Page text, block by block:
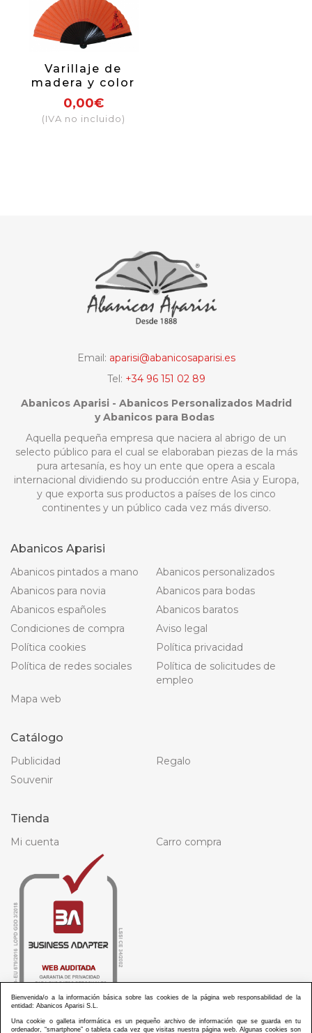
Varillaje de
madera y color
tinte varilla
distinto al de la
tela
0,00€
(IVA no incluido)
Email: aparisi@abanicosaparisi.es
Tel: +34 96 151 02 89
Abanicos Aparisi - Abanicos Personalizados Madrid
y Abanicos para Bodas
Aquella pequeña empresa que naciera al abrigo de un
selecto público para el cual se elaboraban piezas de la más
pura artesanía, es hoy un ente que opera a escala
internacional dividiendo su producción entre Asia y Europa,
y que exporta sus productos a países de los cinco
continentes y un público cada vez más diverso.
Abanicos Aparisi
Abanicos pintados a mano
Abanicos personalizados
Abanicos para novia
Abanicos para bodas
Abanicos españoles
Abanicos baratos
Condiciones de compra
Aviso legal
Política cookies
Política privacidad
Política de redes sociales
Política de solicitudes de
empleo
Mapa web
Catálogo
Publicidad
Regalo
Souvenir
Tienda
Mi cuenta Carro compra
Bienvenida/o a la información básica sobre las cookies de la página web responsabilidad de la
entidad: Abanicos Aparisi S.L.
Una cookie o galleta informática es un pequeño archivo de información que se guarda en tu
ordenador, “smartphone” o tableta cada vez que visitas nuestra página web. Algunas cookies son